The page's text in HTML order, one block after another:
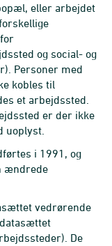
eller arbejdet
og social- og
Personer med
kobles til
et arbejdssted.
er der ikke
uoplyst.
i 1991, og
ændrede
vedrørende
De